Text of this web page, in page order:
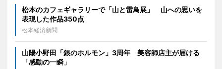
松本のカフェギャラリーで「山と雷鳥展」 山への思いを
表現した作品350点
松本経済新聞
山陽小野田「銀のホルモン」3周年 美容師店主が届ける
「感動の一瞬」